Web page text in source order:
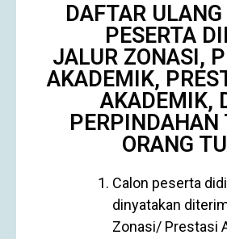
DAFTAR
PESERTA
JALUR ZONASI,
AKADEMIK,
AKADEMIK,
PERPINDAHAN
ORANG
Calon peserta
dinyatakan
Zonasi/ Prestasi